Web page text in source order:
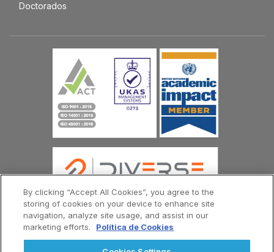
Doctorados
© Copyright Universidad Europea del Atlántico 2026
Contáctenos
By clicking “Accept All Cookies”, you agree to the
storing of cookies on your device to enhance site
navigation, analyze site usage, and assist in our
marketing efforts.
Política de Cookies